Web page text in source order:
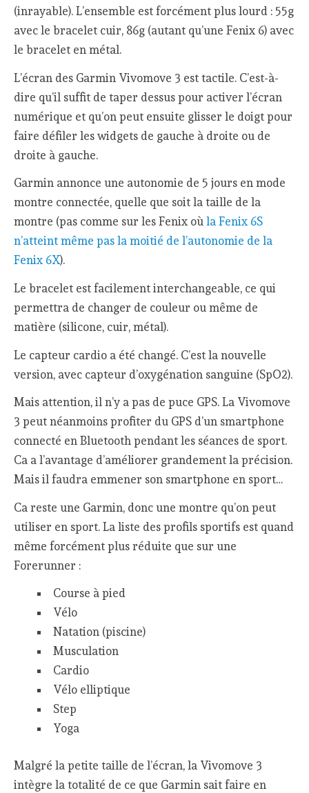
(inrayable). L’ensemble est forcément plus lourd : 55g
avec le bracelet cuir, 86g (autant qu’une Fenix 6) avec
le bracelet en métal.
L’écran des Garmin Vivomove 3 est tactile. C’est-à-
dire qu’il suffit de taper dessus pour activer l’écran
numérique et qu’on peut ensuite glisser le doigt pour
faire défiler les widgets de gauche à droite ou de
droite à gauche.
Garmin annonce une autonomie de 5 jours en mode
montre connectée, quelle que soit la taille de la
montre (pas comme sur les Fenix oùla Fenix 6S
n’atteint même pas la moitié de l’autonomie de la
Fenix 6X).
Le bracelet est facilement interchangeable, ce qui
permettra de changer de couleur ou même de
matière (silicone, cuir, métal).
Le capteur cardio a été changé. C’est la nouvelle
version, avec capteur d’oxygénation sanguine (SpO2).
Mais attention, il n’y a pas de puce GPS. La Vivomove
3 peut néanmoins profiter du GPS d’un smartphone
connecté en Bluetooth pendant les séances de sport.
Ca a l’avantage d’améliorer grandement la précision.
Mais il faudra emmener son smartphone en sport…
Ca reste une Garmin, donc une montre qu’on peut
utiliser en sport. La liste des profils sportifs est quand
même forcément plus réduite que sur une
Forerunner :
Course à pied
Vélo
Natation (piscine)
Musculation
Cardio
Vélo elliptique
Step
Yoga
Malgré la petite taille de l’écran, la Vivomove 3
intègre la totalité de ce que Garmin sait faire en